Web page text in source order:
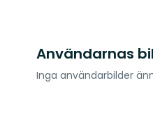
Användarnas
Inga användarbilder